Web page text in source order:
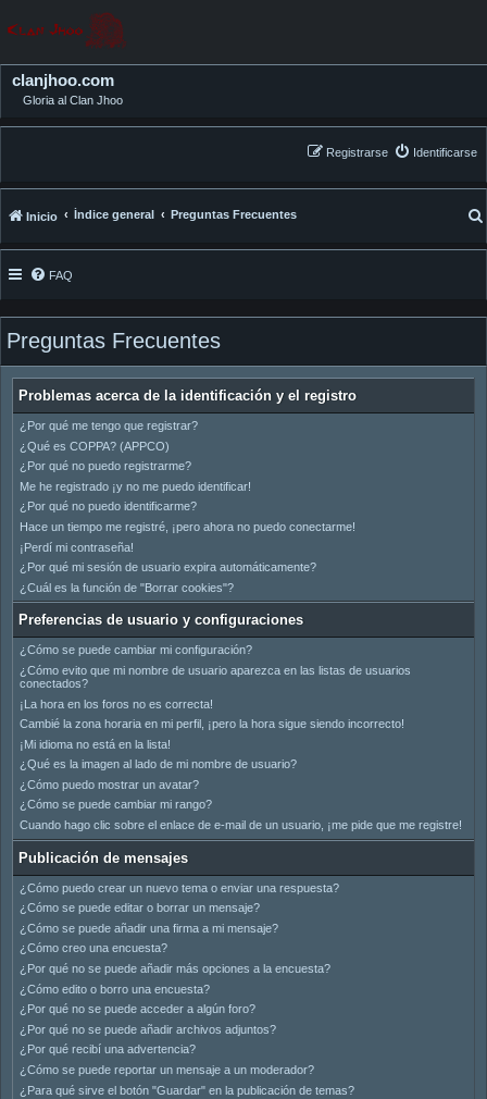
clanjhoo.com
Gloria al Clan Jhoo
Identificarse
Registrarse
Inicio Índice general Preguntas Frecuentes
FAQ
Preguntas Frecuentes
Problemas acerca de la identificación y el registro
¿Por qué me tengo que registrar?
¿Qué es COPPA? (APPCO)
¿Por qué no puedo registrarme?
Me he registrado ¡y no me puedo identificar!
¿Por qué no puedo identificarme?
Hace un tiempo me registré, ¡pero ahora no puedo conectarme!
¡Perdí mi contraseña!
¿Por qué mi sesión de usuario expira automáticamente?
¿Cuál es la función de "Borrar cookies"?
Preferencias de usuario y configuraciones
¿Cómo se puede cambiar mi configuración?
¿Cómo evito que mi nombre de usuario aparezca en las listas de usuarios
conectados?
¡La hora en los foros no es correcta!
Cambié la zona horaria en mi perfil, ¡pero la hora sigue siendo incorrecto!
¡Mi idioma no está en la lista!
¿Qué es la imagen al lado de mi nombre de usuario?
¿Cómo puedo mostrar un avatar?
¿Cómo se puede cambiar mi rango?
Cuando hago clic sobre el enlace de e-mail de un usuario, ¡me pide que me registre!
Publicación de mensajes
¿Cómo puedo crear un nuevo tema o enviar una respuesta?
¿Cómo se puede editar o borrar un mensaje?
¿Cómo se puede añadir una firma a mi mensaje?
¿Cómo creo una encuesta?
¿Por qué no se puede añadir más opciones a la encuesta?
¿Cómo edito o borro una encuesta?
¿Por qué no se puede acceder a algún foro?
¿Por qué no se puede añadir archivos adjuntos?
¿Por qué recibí una advertencia?
¿Cómo se puede reportar un mensaje a un moderador?
¿Para qué sirve el botón "Guardar" en la publicación de temas?